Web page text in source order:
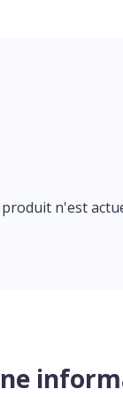
produit n'est